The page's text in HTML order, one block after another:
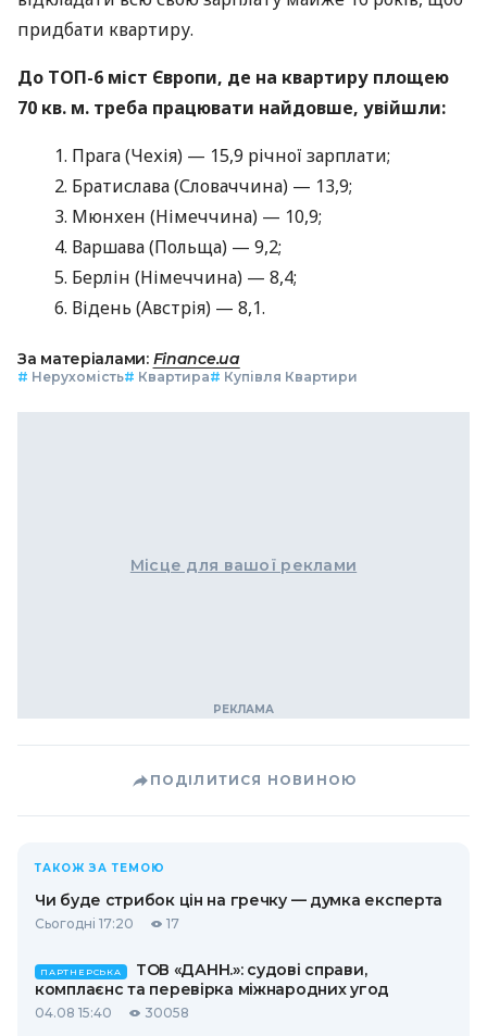
придбати квартиру.
До ТОП-6 міст Європи, де на квартиру площею
70 кв. м. треба працювати найдовше, увійшли:
Прага (Чехія) — 15,9 річної зарплати;
Братислава (Словаччина) — 13,9;
Мюнхен (Німеччина) — 10,9;
Варшава (Польща) — 9,2;
Берлін (Німеччина) — 8,4;
Відень (Австрія) — 8,1.
За матеріалами: Finance.ua
# Нерухомість# Квартира# Купівля Квартири
Місце для вашої реклами
ПОДІЛИТИСЯ НОВИНОЮ
ТАКОЖ ЗА ТЕМОЮ
Чи буде стрибок цін на гречку — думка експерта
Сьогодні 17:20 17
ПАРТНЕРСЬКА
ТОВ «ДАНН.»: судові справи,
комплаєнс та перевірка міжнародних угод
04.08 15:40 30058